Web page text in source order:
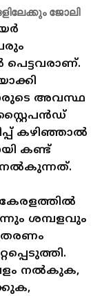
ജോലി
അവസ്ഥ
കഴിഞ്ഞാൽ
കണ്ട്
നൽകുന്നത്.
ശമ്പളവും
നൽകുക,